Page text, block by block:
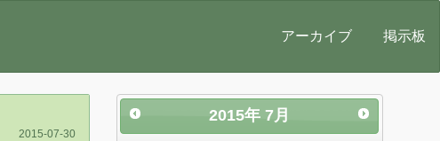
アーカイブ 掲示板
2015-07-30
2015年 7月